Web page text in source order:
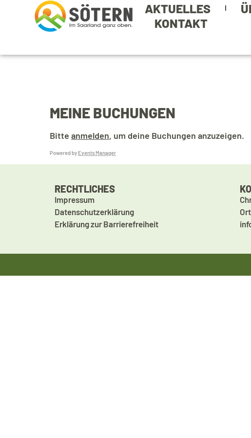
AKTUELLES
KONTAKT
MEINE BUCHUNGEN
Bitte anmelden, um deine Buchungen anzuzeigen.
Powered by Events Manager
RECHTLICHES
Impressum
Datenschutzerklärung
Erklärung zur Barrierefreiheit